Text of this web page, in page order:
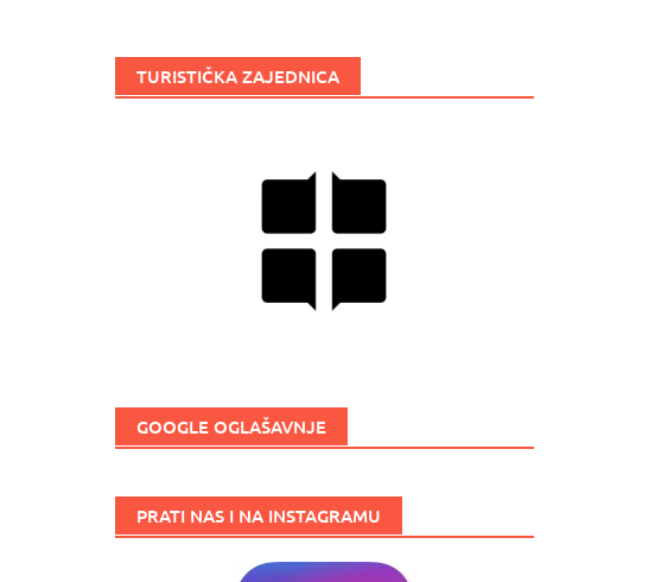
TURISTIČKA ZAJEDNICA
GOOGLE OGLAŠAVNJE
PRATI NAS I NA INSTAGRAMU